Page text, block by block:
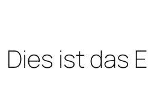
Dies ist das